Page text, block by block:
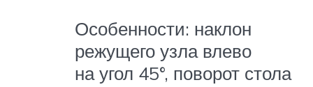
Особенности: наклон
режущего узла влево
на угол 45°, поворот стола